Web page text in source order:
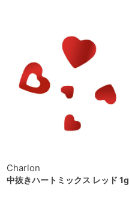
Charlon
中抜きハートミックス レッド 1g